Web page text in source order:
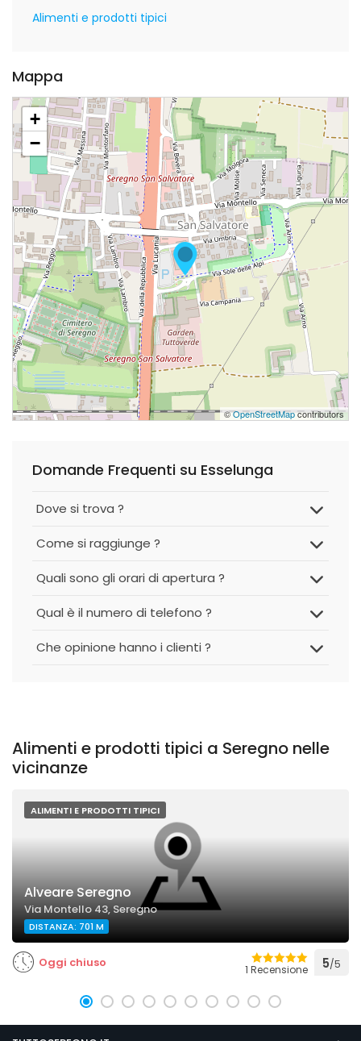
Alimenti e prodotti tipici
Mappa
+
−
©OpenStreetMapcontributors
Domande Frequenti su Esselunga
Dove si trova ?
Come si raggiunge ?
Quali sono gli orari di apertura ?
Qual è il numero di telefono ?
Che opinione hanno i clienti ?
Alimenti e prodotti tipici a Seregno nelle
vicinanze
ALIMENTI E PRODOTTI TIPICI
Alveare Seregno
Via Montello 43, Seregno
DISTANZA: 701 M
Oggi chiuso 1 Recensione 5/5